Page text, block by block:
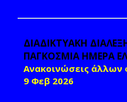
ΔΙΑΔΙΚΤΥΑΚΗ
ΠΑΓΚΟΣΜΙΑ ΗΜΕΡΑ
Ανακοινώσεις
9 Φεβ 2026